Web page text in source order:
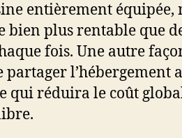
entièrement équipée,
bien plus rentable que
fois. Une autre
partager l’hébergement
qui réduira le coût